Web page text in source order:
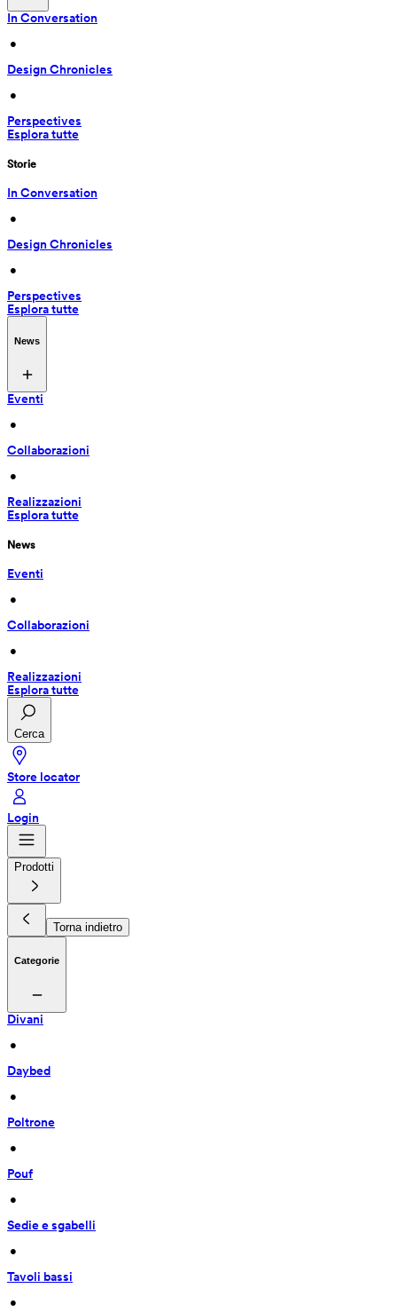
In Conversation
•
Design Chronicles
•
Perspectives
Esplora tutte
Storie
In Conversation
•
Design Chronicles
•
Perspectives
Esplora tutte
News
Eventi
•
Collaborazioni
•
Realizzazioni
Esplora tutte
News
Eventi
•
Collaborazioni
•
Realizzazioni
Esplora tutte
Cerca
Store locator
Login
Prodotti
Torna indietro
Categorie
Divani
•
Daybed
•
Poltrone
•
Pouf
•
Sedie e sgabelli
•
Tavoli bassi
•